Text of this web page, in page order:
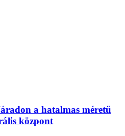
a hatalmas méretű
központ